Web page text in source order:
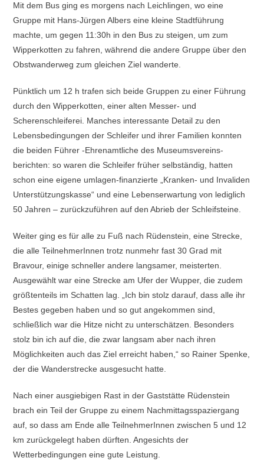
Mit dem Bus ging es morgens nach Leichlingen, wo eine
Gruppe mit Hans-Jürgen Albers eine kleine Stadtführung
machte, um gegen 11:30h in den Bus zu steigen, um zum
Wipperkotten zu fahren, während die andere Gruppe über den
Obstwanderweg zum gleichen Ziel wanderte.
Pünktlich um 12 h trafen sich beide Gruppen zu einer Führung
durch den Wipperkotten, einer alten Messer- und
Scherenschleiferei. Manches interessante Detail zu den
Lebensbedingungen der Schleifer und ihrer Familien konnten
die beiden Führer -Ehrenamtliche des Museumsvereins-
berichten: so waren die Schleifer früher selbständig, hatten
schon eine eigene umlagen-finanzierte „Kranken- und Invaliden
Unterstützungskasse“ und eine Lebenserwartung von lediglich
50 Jahren – zurückzuführen auf den Abrieb der Schleifsteine.
Weiter ging es für alle zu Fuß nach Rüdenstein, eine Strecke,
die alle TeilnehmerInnen trotz nunmehr fast 30 Grad mit
Bravour, einige schneller andere langsamer, meisterten.
Ausgewählt war eine Strecke am Ufer der Wupper, die zudem
größtenteils im Schatten lag. „Ich bin stolz darauf, dass alle ihr
Bestes gegeben haben und so gut angekommen sind,
schließlich war die Hitze nicht zu unterschätzen. Besonders
stolz bin ich auf die, die zwar langsam aber nach ihren
Möglichkeiten auch das Ziel erreicht haben,“ so Rainer Spenke,
der die Wanderstrecke ausgesucht hatte.
Nach einer ausgiebigen Rast in der Gaststätte Rüdenstein
brach ein Teil der Gruppe zu einem Nachmittagsspaziergang
auf, so dass am Ende alle TeilnehmerInnen zwischen 5 und 12
km zurückgelegt haben dürften. Angesichts der
Wetterbedingungen eine gute Leistung.